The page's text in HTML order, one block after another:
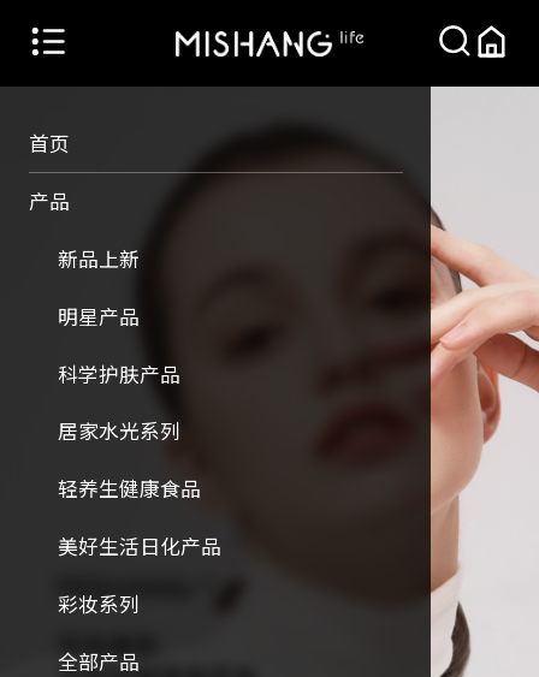
首页
产品
新品上新
明星产品
科学护肤产品
居家水光系列
轻养生健康食品
美好生活日化产品
彩妆系列
全部产品